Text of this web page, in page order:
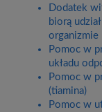
Dodatek
biorą
organizmie
Pomoc w
układu
Pomoc w
(tiamina)
Pomoc w